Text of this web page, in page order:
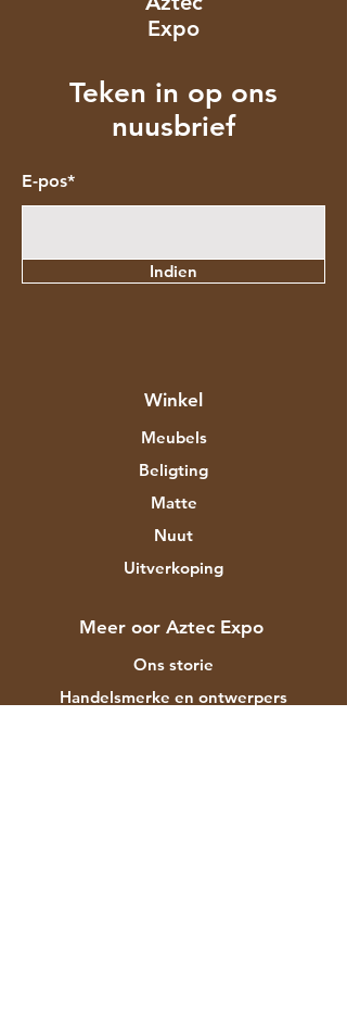
Expo
Teken in op ons
nuusbrief
E-pos*
Indien
Winkel
Meubels
Beligting
Matte
Nuut
Uitverkoping
Meer oor Aztec Expo
Ons storie
Handelsmerke en ontwerpers